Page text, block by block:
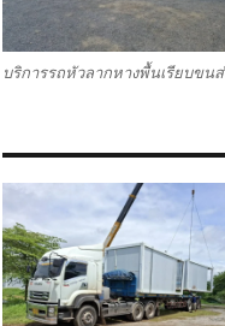
บริการรถหัวลากหางพื้นเรียบขนส่